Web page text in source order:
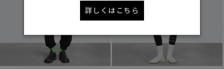
詳しくはこちら